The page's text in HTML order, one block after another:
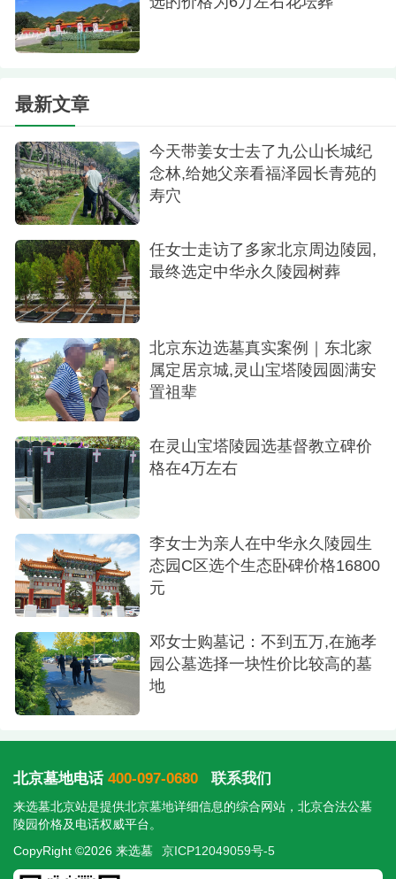
茂盛，仿佛能给予逝者永恒的庇护。在签订购墓合
同并支付相关费用后，工作人员为我安排了后续的
离开陵园时，我回望那片树葬区，心中涌起一
股莫名的感动。这里不仅是一片安息之地，更是一
个让生命得以延续和尊重的地方。树葬，让逝者与
自然和谐共生，也让活着的人得以在缅怀中找到心
灵的慰藉。
树葬
回家的路上，我思绪万千。逝者已矣，生者如
承载着亲人的记忆，永远郁郁葱葱。
今天，我为亲人找到了一个安宁的归宿，也为
自己找到了一份心灵的寄托。昌平天寿陵园的树葬
最新文章
今天带姜女士去了九公山长城纪
念林,给她父亲看福泽园长青苑的
寿穴
任女士走访了多家北京周边陵园,
最终选定中华永久陵园树葬
北京东边选墓真实案例｜东北家
属定居京城,灵山宝塔陵园圆满安
置祖辈
在灵山宝塔陵园选基督教立碑价
格在4万左右
李女士为亲人在中华永久陵园生
态园C区选个生态卧碑价格16800
元
邓女士购墓记：不到五万,在施孝
园公墓选择一块性价比较高的墓
地
北京墓地电话 400-097-0680 联系我们
来选墓北京站是提供北京墓地详细信息的综合网站，北京合法公墓
陵园价格及电话权威平台。
CopyRight ©2026 来选墓
京ICP12049059号-5